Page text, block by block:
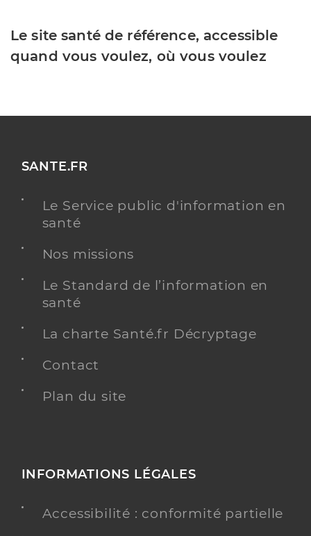
Le site santé de référence, accessible
quand vous voulez, où vous voulez
SANTE.FR
Le Service public d'information en
santé
Nos missions
Le Standard de l’information en
santé
La charte Santé.fr Décryptage
Contact
Plan du site
INFORMATIONS LÉGALES
Accessibilité : conformité partielle